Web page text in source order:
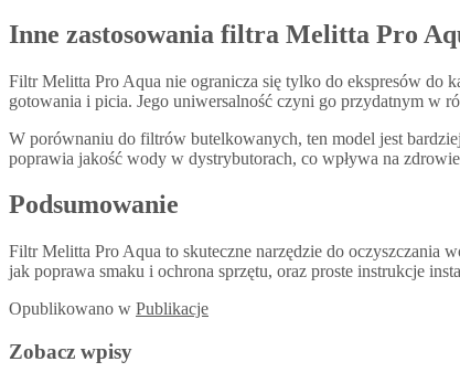
Inne zastosowania filtra Melitta Pro
Filtr Melitta Pro Aqua nie ogranicza się tylko do ekspresów do
gotowania i picia. Jego uniwersalność czyni go przydatnym w
W porównaniu do filtrów butelkowanych, ten model jest
poprawia jakość wody w dystrybutorach, co wpływa na
Podsumowanie
Filtr Melitta Pro Aqua to skuteczne narzędzie do oczyszczania
jak poprawa smaku i ochrona sprzętu, oraz proste instrukcje
Opublikowano w Publikacje
Zobacz wpisy